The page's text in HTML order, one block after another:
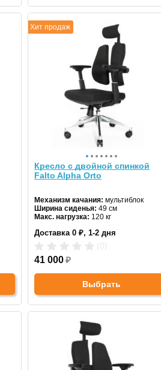
Хит продаж
Кресло с двойной спинкой
Falto Alpha Orto
Механизм качания: мультиблок
Ширина сиденья: 49 см
Макс. нагрузка: 120 кг
Материал спинки:ткань
Доставка 0 ₽, 1-2 дня
41 000₽
Выбрать